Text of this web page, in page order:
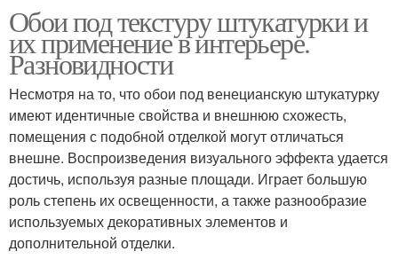
Обои под текстуру штукатурки и
их применение в интерьере.
Разновидности
Несмотря на то, что обои под венецианскую штукатурку
имеют идентичные свойства и внешнюю схожесть,
помещения с подобной отделкой могут отличаться
внешне. Воспроизведения визуального эффекта удается
достичь, используя разные площади. Играет большую
роль степень их освещенности, а также разнообразие
используемых декоративных элементов и
дополнительной отделки.